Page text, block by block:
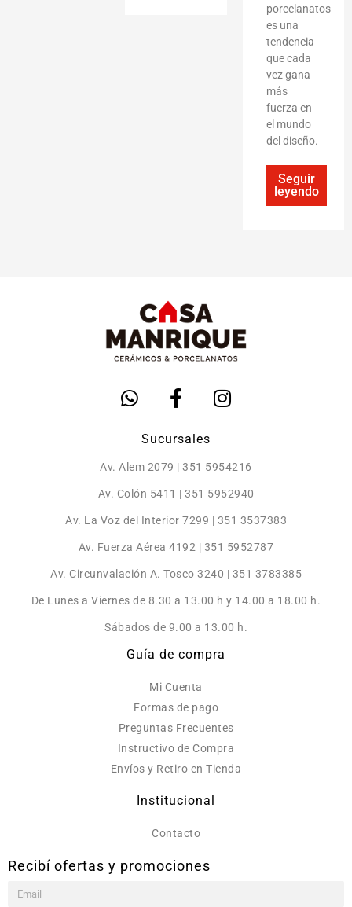
porcelanatos
es una
tendencia
que cada
vez gana
más
fuerza en
el mundo
del diseño.
Seguir
leyendo
Sucursales
Av. Alem 2079 | 351 5954216
Av. Colón 5411 | 351 5952940
Av. La Voz del Interior 7299 | 351 3537383
Av. Fuerza Aérea 4192 | 351 5952787
Av. Circunvalación A. Tosco 3240 | 351 3783385
De Lunes a Viernes de 8.30 a 13.00 h y 14.00 a 18.00 h.
Sábados de 9.00 a 13.00 h.
Guía de compra
Mi Cuenta
Formas de pago
Preguntas Frecuentes
Instructivo de Compra
Envíos y Retiro en Tienda
Institucional
Contacto
Recibí ofertas y promociones